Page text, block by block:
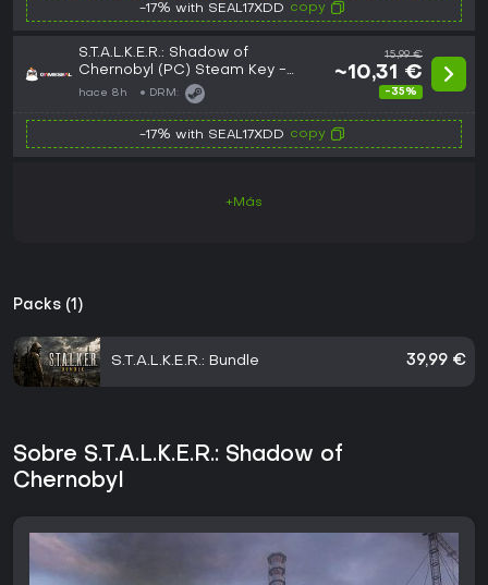
-17% with SEAL17XDD copy
S.T.A.L.K.E.R.: Shadow of
Chernobyl (PC) Steam Key -
GLOBAL
hace 8h DRM:
15,99 €
~10,31 €
-35%
-17% with SEAL17XDD copy
+Más
Packs (1)
S.T.A.L.K.E.R.: Bundle 39,99 €
Sobre S.T.A.L.K.E.R.: Shadow of
Chernobyl